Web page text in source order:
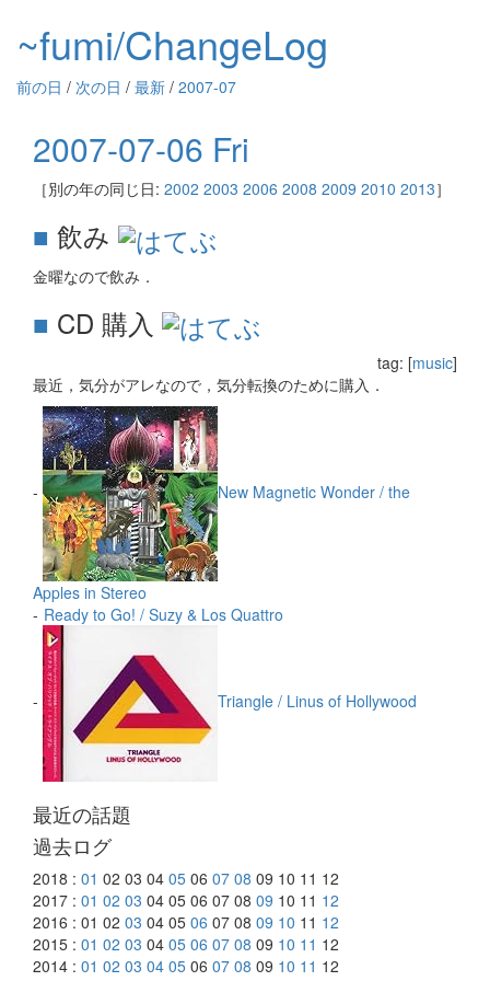
~fumi/ChangeLog
前の日 / 次の日 / 最新 / 2007-07
2007-07-06 Fri
［別の年の同じ日: 2002 2003 2006 2008 2009 2010 2013］
■ 飲み
金曜なので飲み．
■ CD 購入
tag: [music]
最近，気分がアレなので，気分転換のために購入．
- New Magnetic Wonder / the
Apples in Stereo
- Ready to Go! / Suzy & Los Quattro
- Triangle / Linus of Hollywood
最近の話題
過去ログ
2018 : 01 02 03 04 05 06 07 08 09 10 11 12
2017 : 01 02 03 04 05 06 07 08 09 10 11 12
2016 : 01 02 03 04 05 06 07 08 09 10 11 12
2015 : 01 02 03 04 05 06 07 08 09 10 11 12
2014 : 01 02 03 04 05 06 07 08 09 10 11 12